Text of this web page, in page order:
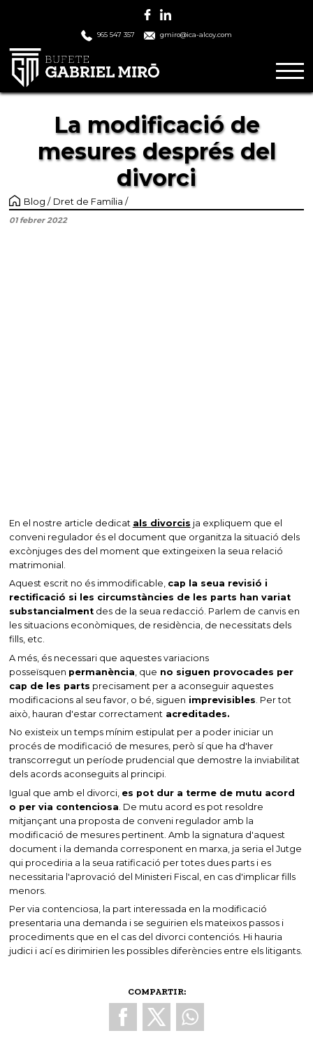
965 547 357 gmiro@ica-alcoy.com
La modificació de
mesures després del
divorci
Blog Dret de Família
01 febrer 2022
En el nostre article dedicat als divorcis ja expliquem que el
conveni regulador és el document que organitza la situació dels
excònjuges des del moment que extingeixen la seua relació
matrimonial.
Aquest escrit no és immodificable, cap la seua revisió i
rectificació si les circumstàncies de les parts han variat
substancialmentdes de la seua redacció. Parlem de canvis en
les situacions econòmiques, de residència, de necessitats dels
fills, etc.
A més, és necessari que aquestes variacions
posseïsquen permanència , que no siguen provocades per
cap de les parts precisament per a aconseguir aquestes
modificacions al seu favor, o bé, siguen imprevisibles . Per tot
això, hauran d'estar correctament acreditades.
No existeix un temps mínim estipulat per a poder iniciar un
procés de modificació de mesures, però sí que ha d'haver
transcorregut un període prudencial que demostre la inviabilitat
dels acords aconseguits al principi.
Igual que amb el divorci, es pot dur a terme de mutu acord
o per via contenciosa . De mutu acord es pot resoldre
mitjançant una proposta de conveni regulador amb la
modificació de mesures pertinent. Amb la signatura d'aquest
document i la demanda corresponent en marxa, ja seria el Jutge
qui procediria a la seua ratificació per totes dues parts i es
necessitaria l'aprovació del Ministeri Fiscal, en cas d'implicar fills
menors.
Per via contenciosa, la part interessada en la modificació
presentaria una demanda i se seguirien els mateixos passos i
procediments que en el cas del divorci contenciós. Hi hauria
judici i ací es dirimirien les possibles diferències entre els litigants.
COMPARTIR: